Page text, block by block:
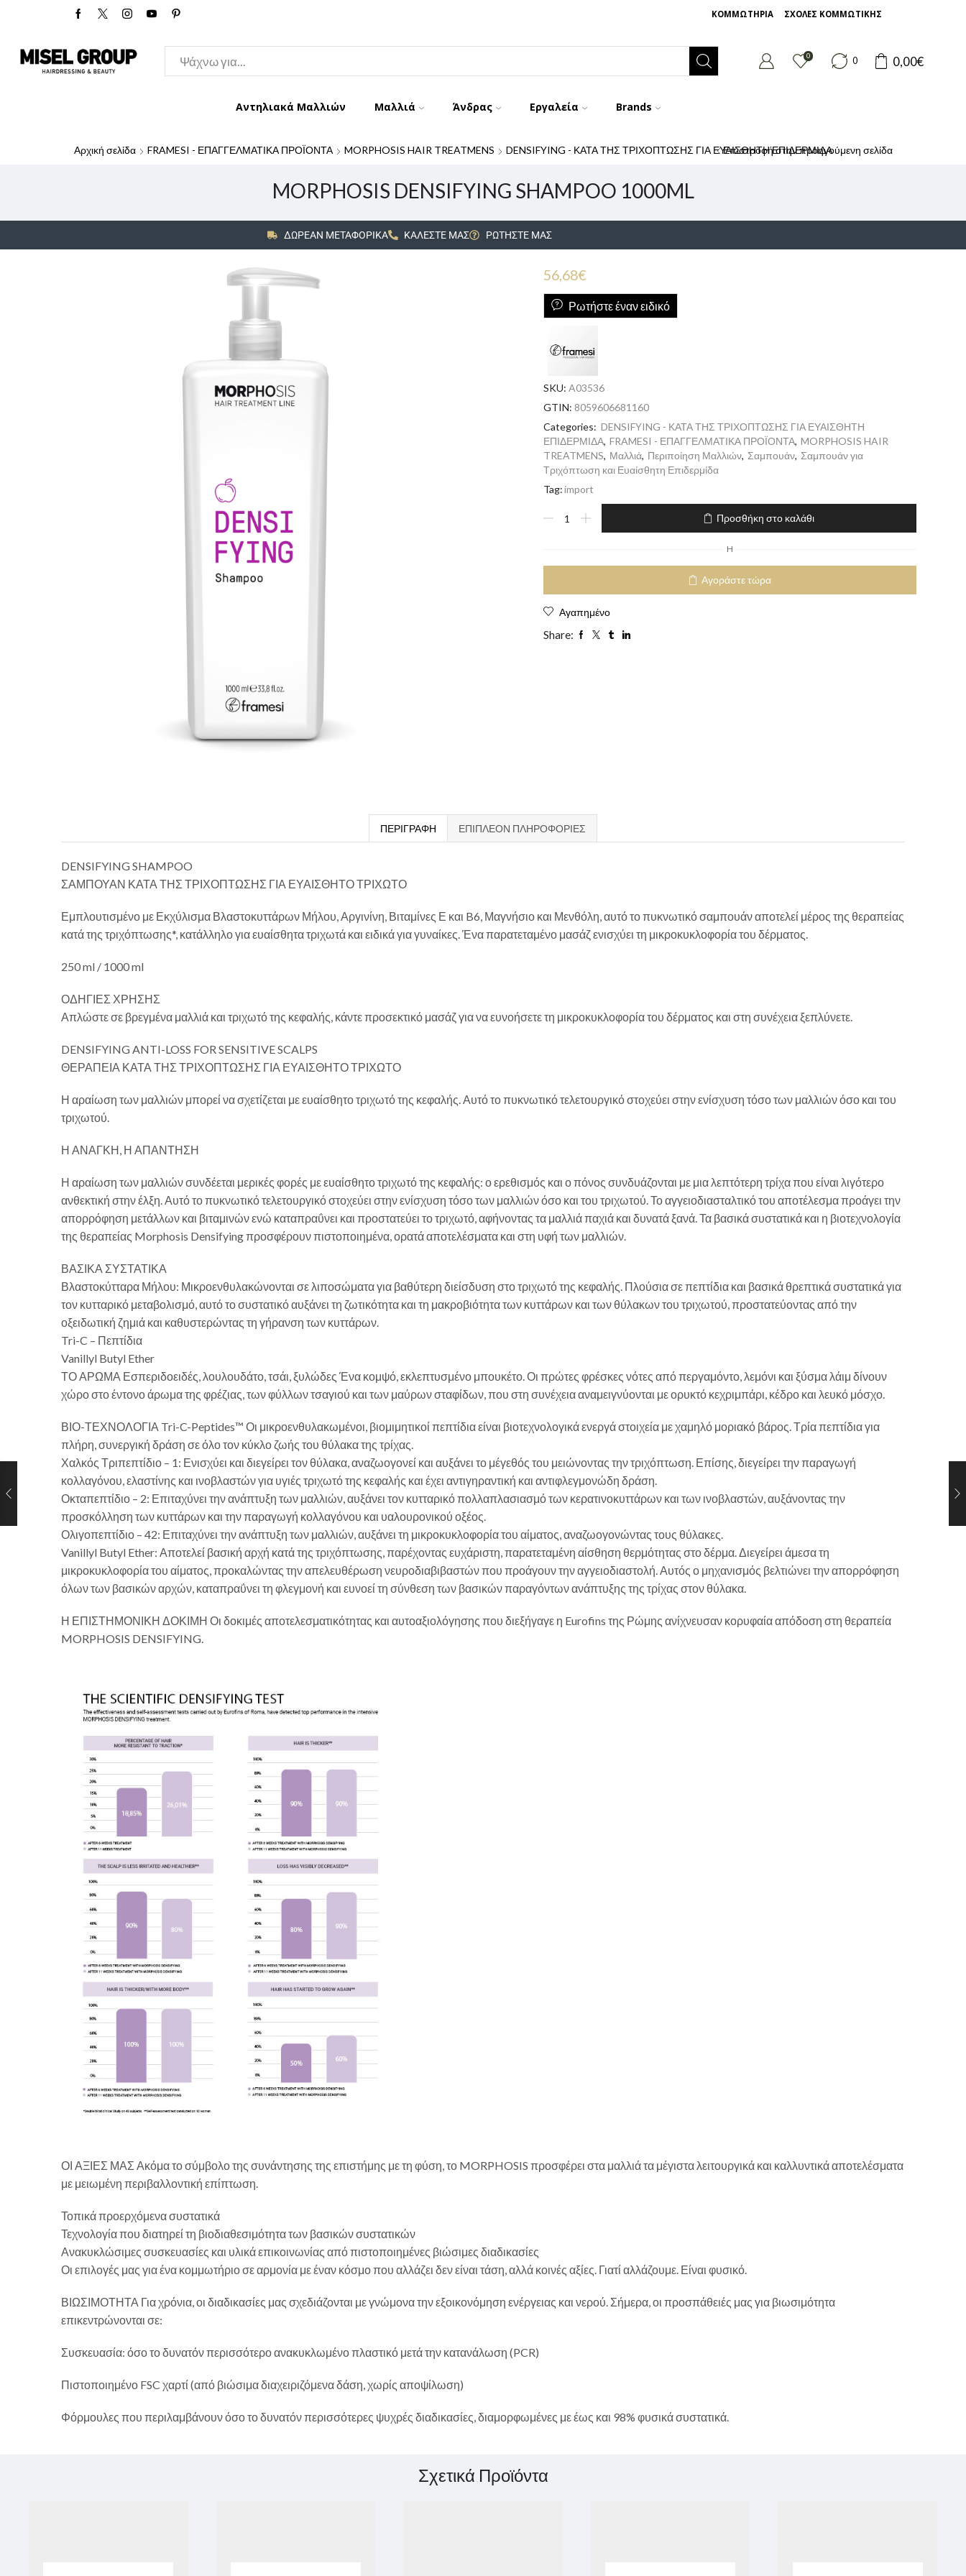
ΚΟΜΜΩΤΗΡΙΑ ΣΧΟΛΕΣ ΚΟΜΜΩΤΙΚΗΣ
0 0 0,00€
Αντηλιακά Μαλλιών Μαλλιά Άνδρας Εργαλεία Brands
Αρχική σελίδα FRAMESI - ΕΠΑΓΓΕΛΜΑΤΙΚΑ ΠΡΟΪΟΝΤΑ MORPHOSIS HAIR TREATMENS DENSIFYING - ΚΑΤΑ ΤΗΣ ΤΡΙΧΟΠΤΩΣΗΣ ΓΙΑ ΕΥΑΙΣΘΗΤΗ ΕΠΙΔΕΡΜΙΔΑ
Επιστροφή στην προηγούμενη σελίδα
MORPHOSIS DENSIFYING SHAMPOO 1000ML
ΔΩΡΕΑΝ ΜΕΤΑΦΟΡΙΚΑ ΚΑΛΕΣΤΕ ΜΑΣ ΡΩΤΗΣΤΕ ΜΑΣ
56,68€
Ρωτήστε έναν ειδικό
SKU: A03536
GTIN: 8059606681160
Categories: DENSIFYING - ΚΑΤΑ ΤΗΣ ΤΡΙΧΟΠΤΩΣΗΣ ΓΙΑ ΕΥΑΙΣΘΗΤΗ
ΕΠΙΔΕΡΜΙΔΑ, FRAMESI - ΕΠΑΓΓΕΛΜΑΤΙΚΑ ΠΡΟΪΟΝΤΑ, MORPHOSIS HAIR
TREATMENS, Μαλλιά, Περιποίηση Μαλλιών, Σαμπουάν, Σαμπουάν για
Τριχόπτωση και Ευαίσθητη Επιδερμίδα
Tag:import
Προσθήκη στο καλάθι
H
Αγοράστε τώρα
Αγαπημένο
Share:
ΠΕΡΙΓΡΑΦΉ ΕΠΙΠΛΈΟΝ ΠΛΗΡΟΦΟΡΊΕΣ
DENSIFYING SHAMPOO
ΣΑΜΠΟΥΑΝ ΚΑΤΑ ΤΗΣ ΤΡΙΧΟΠΤΩΣΗΣ ΓΙΑ ΕΥΑΙΣΘΗΤΟ ΤΡΙΧΩΤΟ
Εμπλουτισμένο με Εκχύλισμα Βλαστοκυττάρων Μήλου, Αργινίνη, Βιταμίνες Ε και B6, Μαγνήσιο και Μενθόλη, αυτό το πυκνωτικό σαμπουάν αποτελεί μέρος της θεραπείας
κατά της τριχόπτωσης*, κατάλληλο για ευαίσθητα τριχωτά και ειδικά για γυναίκες. Ένα παρατεταμένο μασάζ ενισχύει τη μικροκυκλοφορία του δέρματος.
250 ml / 1000 ml
ΟΔΗΓΙΕΣ ΧΡΗΣΗΣ
Απλώστε σε βρεγμένα μαλλιά και τριχωτό της κεφαλής, κάντε προσεκτικό μασάζ για να ευνοήσετε τη μικροκυκλοφορία του δέρματος και στη συνέχεια ξεπλύνετε.
DENSIFYING ANTI-LOSS FOR SENSITIVE SCALPS
ΘΕΡΑΠΕΙΑ ΚΑΤΑ ΤΗΣ ΤΡΙΧΟΠΤΩΣΗΣ ΓΙΑ ΕΥΑΙΣΘΗΤΟ ΤΡΙΧΩΤΟ
Η αραίωση των μαλλιών μπορεί να σχετίζεται με ευαίσθητο τριχωτό της κεφαλής. Αυτό το πυκνωτικό τελετουργικό στοχεύει στην ενίσχυση τόσο των μαλλιών όσο και του
τριχωτού.
Η ΑΝΑΓΚΗ, Η ΑΠΑΝΤΗΣΗ
Η αραίωση των μαλλιών συνδέεται μερικές φορές με ευαίσθητο τριχωτό της κεφαλής: ο ερεθισμός και ο πόνος συνδυάζονται με μια λεπτότερη τρίχα που είναι λιγότερο
ανθεκτική στην έλξη. Αυτό το πυκνωτικό τελετουργικό στοχεύει στην ενίσχυση τόσο των μαλλιών όσο και του τριχωτού. Το αγγειοδιασταλτικό του αποτέλεσμα προάγει την
απορρόφηση μετάλλων και βιταμινών ενώ καταπραΰνει και προστατεύει το τριχωτό, αφήνοντας τα μαλλιά παχιά και δυνατά ξανά. Τα βασικά συστατικά και η βιοτεχνολογία
της θεραπείας Morphosis Densifying προσφέρουν πιστοποιημένα, ορατά αποτελέσματα και στη υφή των μαλλιών.
ΒΑΣΙΚΑ ΣΥΣΤΑΤΙΚΑ
Βλαστοκύτταρα Μήλου: Μικροενθυλακώνονται σε λιποσώματα για βαθύτερη διείσδυση στο τριχωτό της κεφαλής. Πλούσια σε πεπτίδια και βασικά θρεπτικά συστατικά για
τον κυτταρικό μεταβολισμό, αυτό το συστατικό αυξάνει τη ζωτικότητα και τη μακροβιότητα των κυττάρων και των θύλακων του τριχωτού, προστατεύοντας από την
οξειδωτική ζημιά και καθυστερώντας τη γήρανση των κυττάρων.
Tri-C – Πεπτίδια
Vanillyl Butyl Ether
ΤΟ ΑΡΩΜΑ Εσπεριδοειδές, λουλουδάτο, τσάι, ξυλώδες Ένα κομψό, εκλεπτυσμένο μπουκέτο. Οι πρώτες φρέσκες νότες από περγαμόντο, λεμόνι και ξύσμα λάιμ δίνουν
χώρο στο έντονο άρωμα της φρέζιας, των φύλλων τσαγιού και των μαύρων σταφίδων, που στη συνέχεια αναμειγνύονται με ορυκτό κεχριμπάρι, κέδρο και λευκό μόσχο.
ΒΙΟ-ΤΕΧΝΟΛΟΓΙΑ Tri-C-Peptides™ Οι μικροενθυλακωμένοι, βιομιμητικοί πεπτίδια είναι βιοτεχνολογικά ενεργά στοιχεία με χαμηλό μοριακό βάρος. Τρία πεπτίδια για
πλήρη, συνεργική δράση σε όλο τον κύκλο ζωής του θύλακα της τρίχας.
Χαλκός Τριπεπτίδιο – 1: Ενισχύει και διεγείρει τον θύλακα, αναζωογονεί και αυξάνει το μέγεθός του μειώνοντας την τριχόπτωση. Επίσης, διεγείρει την παραγωγή
κολλαγόνου, ελαστίνης και ινοβλαστών για υγιές τριχωτό της κεφαλής και έχει αντιγηραντική και αντιφλεγμονώδη δράση.
Οκταπεπτίδιο – 2: Επιταχύνει την ανάπτυξη των μαλλιών, αυξάνει τον κυτταρικό πολλαπλασιασμό των κερατινοκυττάρων και των ινοβλαστών, αυξάνοντας την
προσκόλληση των κυττάρων και την παραγωγή κολλαγόνου και υαλουρονικού οξέος.
Ολιγοπεπτίδιο – 42: Επιταχύνει την ανάπτυξη των μαλλιών, αυξάνει τη μικροκυκλοφορία του αίματος, αναζωογονώντας τους θύλακες.
Vanillyl Butyl Ether: Αποτελεί βασική αρχή κατά της τριχόπτωσης, παρέχοντας ευχάριστη, παρατεταμένη αίσθηση θερμότητας στο δέρμα. Διεγείρει άμεσα τη
μικροκυκλοφορία του αίματος, προκαλώντας την απελευθέρωση νευροδιαβιβαστών που προάγουν την αγγειοδιαστολή. Αυτός ο μηχανισμός βελτιώνει την απορρόφηση
όλων των βασικών αρχών, καταπραΰνει τη φλεγμονή και ευνοεί τη σύνθεση των βασικών παραγόντων ανάπτυξης της τρίχας στον θύλακα.
Η ΕΠΙΣΤΗΜΟΝΙΚΗ ΔΟΚΙΜΗ Οι δοκιμές αποτελεσματικότητας και αυτοαξιολόγησης που διεξήγαγε η Eurofins της Ρώμης ανίχνευσαν κορυφαία απόδοση στη θεραπεία
MORPHOSIS DENSIFYING.
ΟΙ ΑΞΙΕΣ ΜΑΣ Ακόμα το σύμβολο της συνάντησης της επιστήμης με τη φύση, το MORPHOSIS προσφέρει στα μαλλιά τα μέγιστα λειτουργικά και καλλυντικά αποτελέσματα
με μειωμένη περιβαλλοντική επίπτωση.
Τοπικά προερχόμενα συστατικά
Τεχνολογία που διατηρεί τη βιοδιαθεσιμότητα των βασικών συστατικών
Ανακυκλώσιμες συσκευασίες και υλικά επικοινωνίας από πιστοποιημένες βιώσιμες διαδικασίες
Οι επιλογές μας για ένα κομμωτήριο σε αρμονία με έναν κόσμο που αλλάζει δεν είναι τάση, αλλά κοινές αξίες. Γιατί αλλάζουμε. Είναι φυσικό.
ΒΙΩΣΙΜΟΤΗΤΑ Για χρόνια, οι διαδικασίες μας σχεδιάζονται με γνώμονα την εξοικονόμηση ενέργειας και νερού. Σήμερα, οι προσπάθειές μας για βιωσιμότητα
επικεντρώνονται σε:
Συσκευασία: όσο το δυνατόν περισσότερο ανακυκλωμένο πλαστικό μετά την κατανάλωση (PCR)
Πιστοποιημένο FSC χαρτί (από βιώσιμα διαχειριζόμενα δάση, χωρίς αποψίλωση)
Φόρμουλες που περιλαμβάνουν όσο το δυνατόν περισσότερες ψυχρές διαδικασίες, διαμορφωμένες με έως και 98% φυσικά συστατικά.
Σχετικά Προϊόντα